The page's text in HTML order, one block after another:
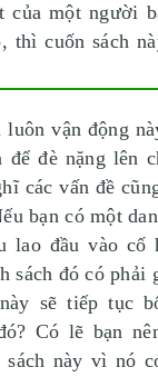
của một người
thì cuốn sách
vận động
để đè nặng lên
các vấn đề
bạn có một
lao đầu vào cố
sách đó có phải
sẽ tiếp tục
Có lẽ bạn
sách này vì nó